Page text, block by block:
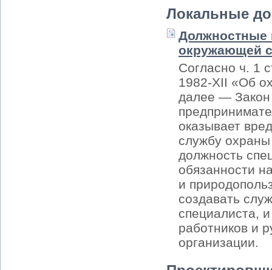
Локальные
Должностные
окружающей
Согласно ч. 1
1982-XII «Об
далее —
оказывает
службу
должность
обязанности
и
создавать
специалиста,
работников и
организации.